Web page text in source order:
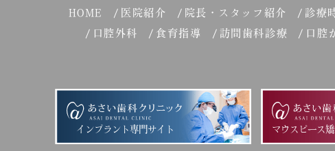
HOME 医院紹介 院長・スタッフ紹介 診療
口腔外科
食育指導 訪問歯科診療 口腔
インプラント専門サイト マウスピース